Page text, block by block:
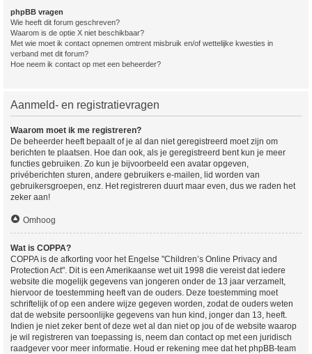
phpBB vragen
Wie heeft dit forum geschreven?
Waarom is de optie X niet beschikbaar?
Met wie moet ik contact opnemen omtrent misbruik en/of wettelijke kwesties in
verband met dit forum?
Hoe neem ik contact op met een beheerder?
Aanmeld- en registratievragen
Waarom moet ik me registreren?
De beheerder heeft bepaalt of je al dan niet geregistreerd moet zijn om
berichten te plaatsen. Hoe dan ook, als je geregistreerd bent kun je meer
functies gebruiken. Zo kun je bijvoorbeeld een avatar opgeven,
privéberichten sturen, andere gebruikers e-mailen, lid worden van
gebruikersgroepen, enz. Het registreren duurt maar even, dus we raden het
zeker aan!
Omhoog
Wat is COPPA?
COPPA is de afkorting voor het Engelse "Children’s Online Privacy and
Protection Act". Dit is een Amerikaanse wet uit 1998 die vereist dat iedere
website die mogelijk gegevens van jongeren onder de 13 jaar verzamelt,
hiervoor de toestemming heeft van de ouders. Deze toestemming moet
schriftelijk of op een andere wijze gegeven worden, zodat de ouders weten
dat de website persoonlijke gegevens van hun kind, jonger dan 13, heeft.
Indien je niet zeker bent of deze wet al dan niet op jou of de website waarop
je wil registreren van toepassing is, neem dan contact op met een juridisch
raadgever voor meer informatie. Houd er rekening mee dat het phpBB-team